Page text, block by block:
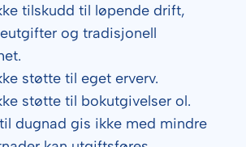
tilskudd til løpende drift,
og tradisjonell
støtte til eget erverv.
støtte til bokutgivelser ol.
dugnad gis ikke med mindre